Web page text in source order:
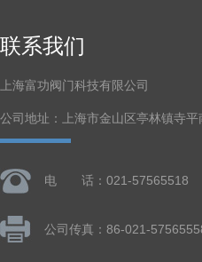
联系我们
上海富功阀门科技有限公司
公司地址：上海市金山区亭林镇寺
电 话：021-57565518
公司传真：86-021-